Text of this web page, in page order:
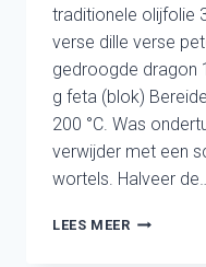
traditionele olijfolie
verse dille verse
gedroogde dragon
g feta (blok)
200 °C. Was
verwijder met een
wortels. Halveer
LEES MEERMEIRAAP